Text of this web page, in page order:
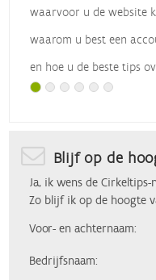
waarvoor u de website
waarom u best een
en hoe u de beste tips
Blijf op de
Ja, ik wens de
Zo blijf ik op de hoogte
Voor- en achternaam:
Bedrijfsnaam: